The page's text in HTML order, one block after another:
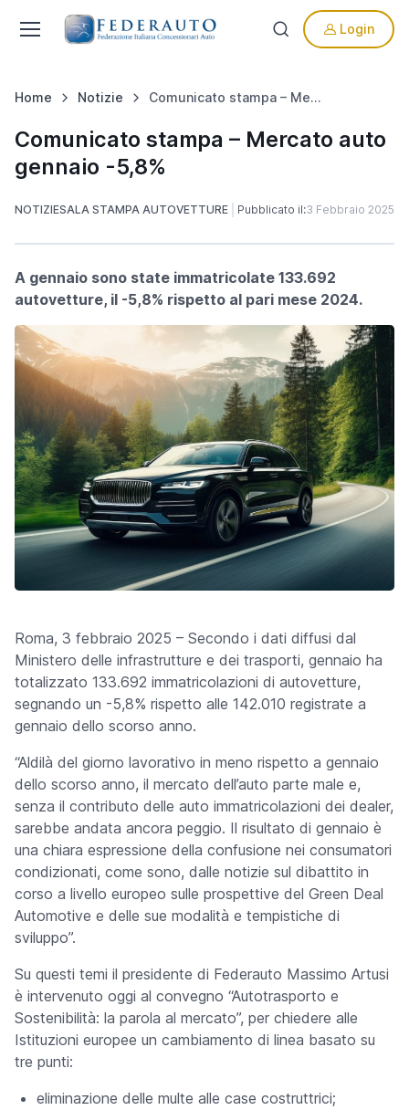
Login
Home Notizie Comunicato stampa – Mercato auto gennaio -5,8%
Comunicato stampa – Mercato auto
gennaio -5,8%
NOTIZIESALA STAMPA AUTOVETTURE Pubblicato il:3 Febbraio 2025
A gennaio sono state immatricolate 133.692
autovetture, il -5,8% rispetto al pari mese 2024.
Roma, 3 febbraio 2025 – Secondo i dati diffusi dal
Ministero delle infrastrutture e dei trasporti, gennaio ha
totalizzato 133.692 immatricolazioni di autovetture,
segnando un -5,8% rispetto alle 142.010 registrate a
gennaio dello scorso anno.
“Aldilà del giorno lavorativo in meno rispetto a gennaio
dello scorso anno, il mercato dell’auto parte male e,
senza il contributo delle auto immatricolazioni dei dealer,
sarebbe andata ancora peggio. Il risultato di gennaio è
una chiara espressione della confusione nei consumatori
condizionati, come sono, dalle notizie sul dibattito in
corso a livello europeo sulle prospettive del Green Deal
Automotive e delle sue modalità e tempistiche di
sviluppo”.
Su questi temi il presidente di Federauto Massimo Artusi
è intervenuto oggi al convegno “Autotrasporto e
Sostenibilità: la parola al mercato”, per chiedere alle
Istituzioni europee un cambiamento di linea basato su
tre punti:
eliminazione delle multe alle case costruttrici;